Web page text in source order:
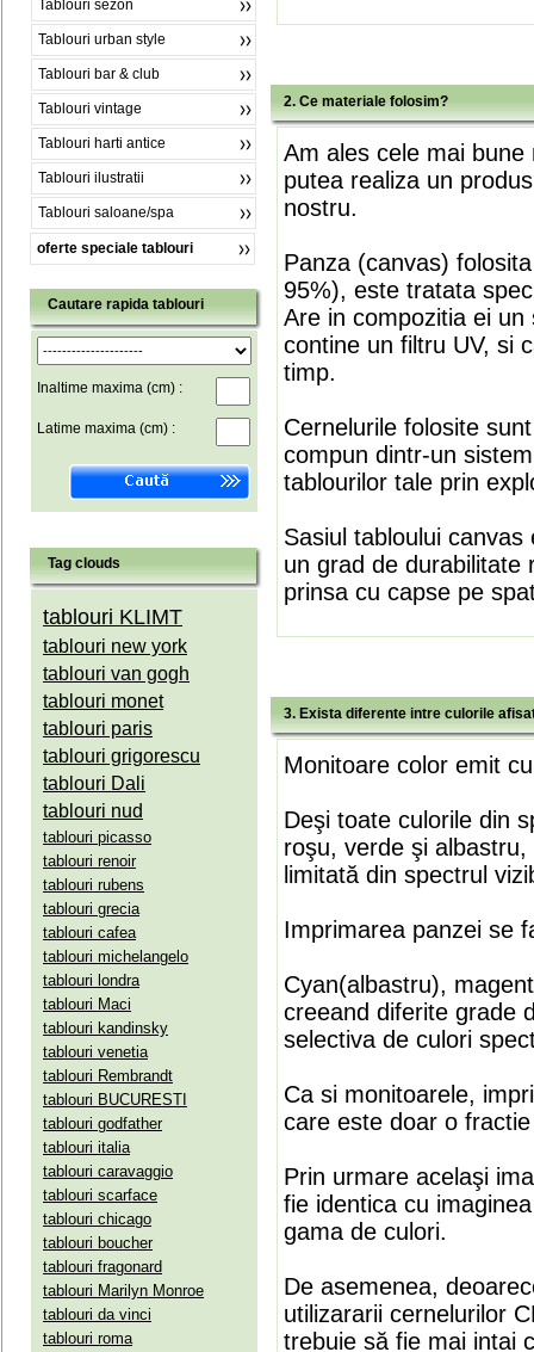
Tablouri sezon
Tablouri urban style
Tablouri bar & club
Tablouri vintage
Tablouri harti antice
Tablouri ilustratii
Tablouri saloane/spa
oferte speciale tablouri
Cautare rapida tablouri
Inaltime maxima (cm) :
Latime maxima (cm) :
Tag clouds
tablouri KLIMT
tablouri new york
tablouri van gogh
tablouri monet
tablouri paris
tablouri grigorescu
tablouri Dali
tablouri nud
tablouri picasso
tablouri renoir
tablouri rubens
tablouri grecia
tablouri cafea
tablouri michelangelo
tablouri londra
tablouri Maci
tablouri kandinsky
tablouri venetia
tablouri Rembrandt
tablouri BUCURESTI
tablouri godfather
tablouri italia
tablouri caravaggio
tablouri scarface
tablouri chicago
tablouri boucher
tablouri fragonard
tablouri Marilyn Monroe
tablouri da vinci
tablouri roma
2. Ce materiale folosim?
Am ales cele mai
putea realiza un
nostru.
Panza (canvas)
95%), este tratata
Are in compozitia ei
contine un filtru UV, si
timp.
Cernelurile folosite
compun dintr-un
tablourilor tale prin
Sasiul tabloului
un grad de durabilitate
prinsa cu capse pe
3. Exista diferente intre culorile
Monitoare color emit
Deşi toate culorile din
roşu, verde şi
limitată din spectrul
Imprimarea panzei se
Cyan(albastru),
creeand diferite grade
selectiva de culori
Ca si monitoarele,
care este doar o
Prin urmare acelaşi
fie identica cu
gama de culori.
De asemenea,
utilizararii cernelurilor
trebuie să fie mai intai